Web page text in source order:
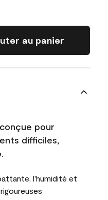
au panier
pour
difficiles,
l'humidité et